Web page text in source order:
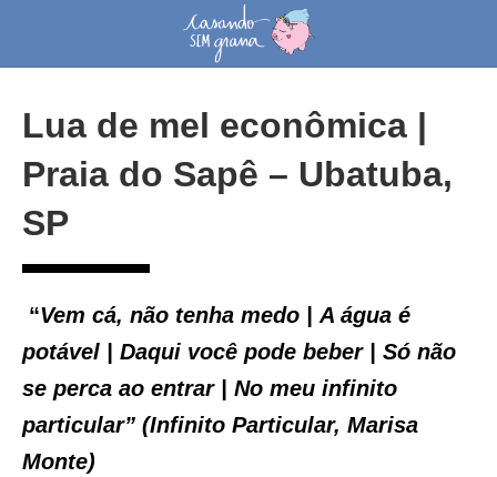
Lua de mel econômica |
Praia do Sapê – Ubatuba,
SP
“Vem cá, não tenha medo | A água é
potável | Daqui você pode beber | Só não
se perca ao entrar | No meu infinito
particular” (Infinito Particular, Marisa
Monte)